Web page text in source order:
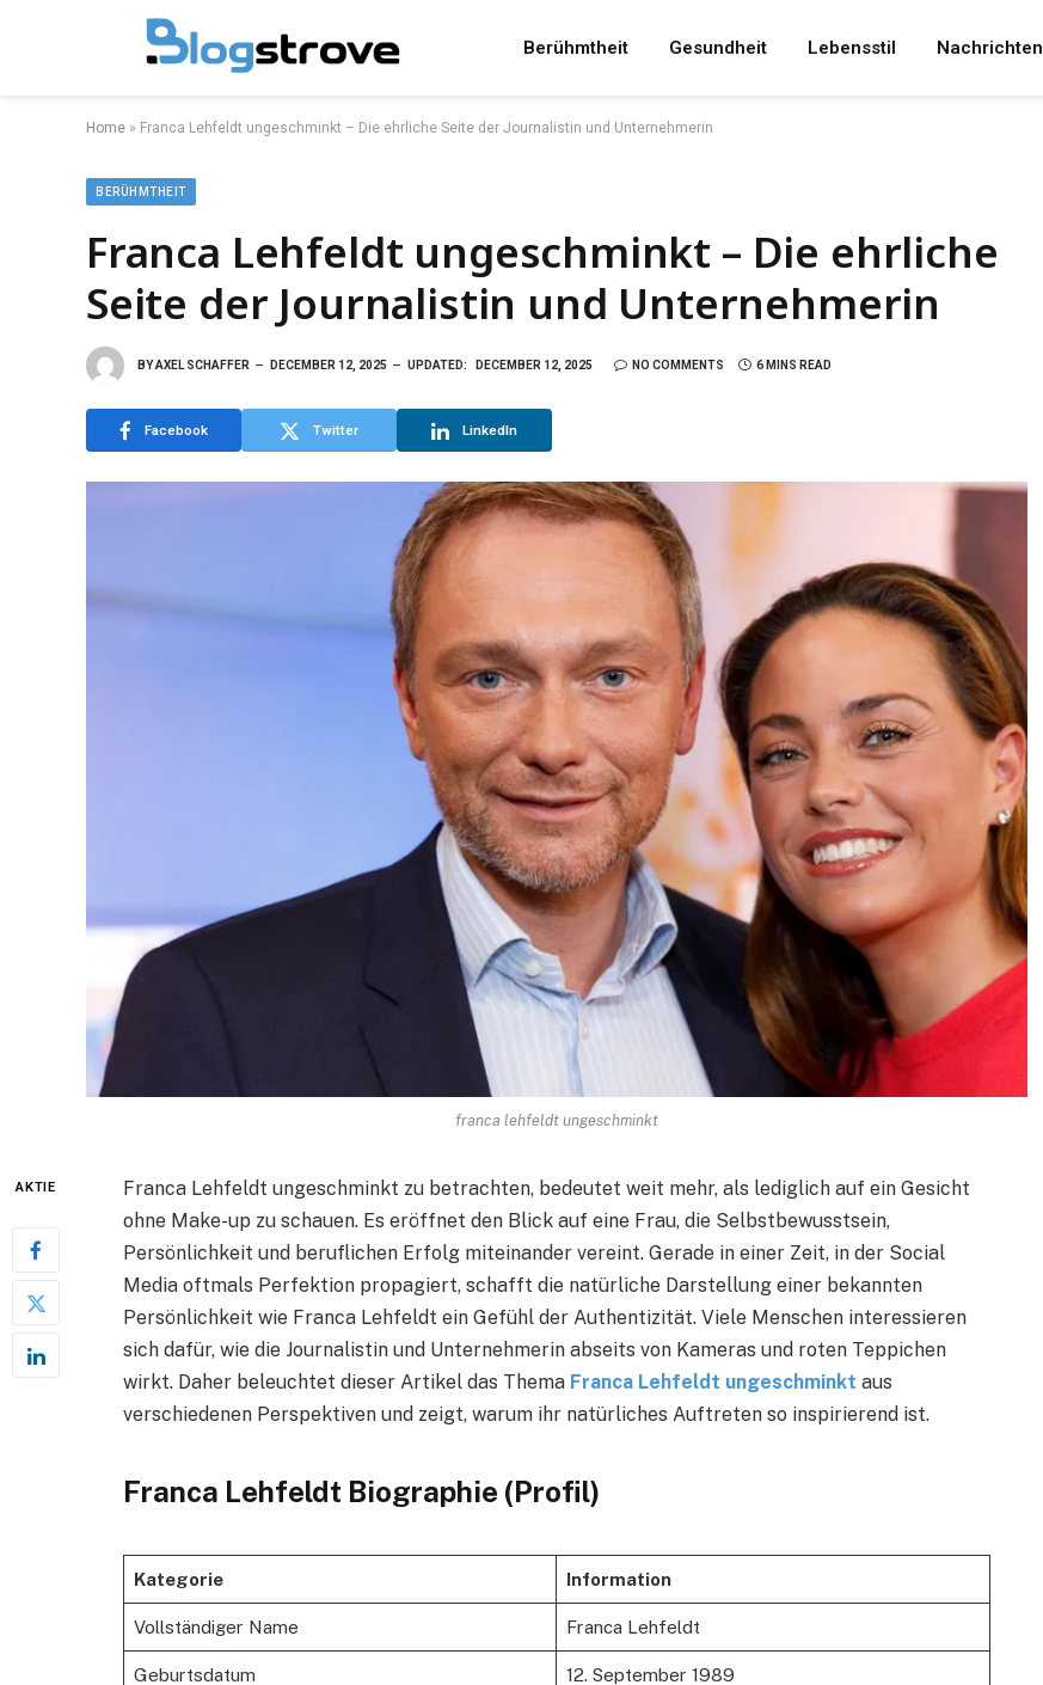
Berühmtheit Gesundheit Lebensstil Nachrichten
Home » Franca Lehfeldt ungeschminkt – Die ehrliche Seite der Journalistin und Unternehmerin
BERÜHMTHEIT
Franca Lehfeldt ungeschminkt – Die ehrliche
Seite der Journalistin und Unternehmerin
BYAXEL SCHAFFER DECEMBER 12, 2025 UPDATED: DECEMBER 12, 2025 NO COMMENTS 6 MINS READ
Facebook Twitter LinkedIn
franca lehfeldt ungeschminkt
AKTIE
Franca Lehfeldt ungeschminkt zu betrachten, bedeutet weit mehr, als lediglich auf ein Gesicht
ohne Make-up zu schauen. Es eröffnet den Blick auf eine Frau, die Selbstbewusstsein,
Persönlichkeit und beruflichen Erfolg miteinander vereint. Gerade in einer Zeit, in der Social
Media oftmals Perfektion propagiert, schafft die natürliche Darstellung einer bekannten
Persönlichkeit wie Franca Lehfeldt ein Gefühl der Authentizität. Viele Menschen interessieren
sich dafür, wie die Journalistin und Unternehmerin abseits von Kameras und roten Teppichen
wirkt. Daher beleuchtet dieser Artikel das Thema Franca Lehfeldt ungeschminkt aus
verschiedenen Perspektiven und zeigt, warum ihr natürliches Auftreten so inspirierend ist.
Franca Lehfeldt Biographie (Profil)
Kategorie Information
Vollständiger Name Franca Lehfeldt
Geburtsdatum 12. September 1989